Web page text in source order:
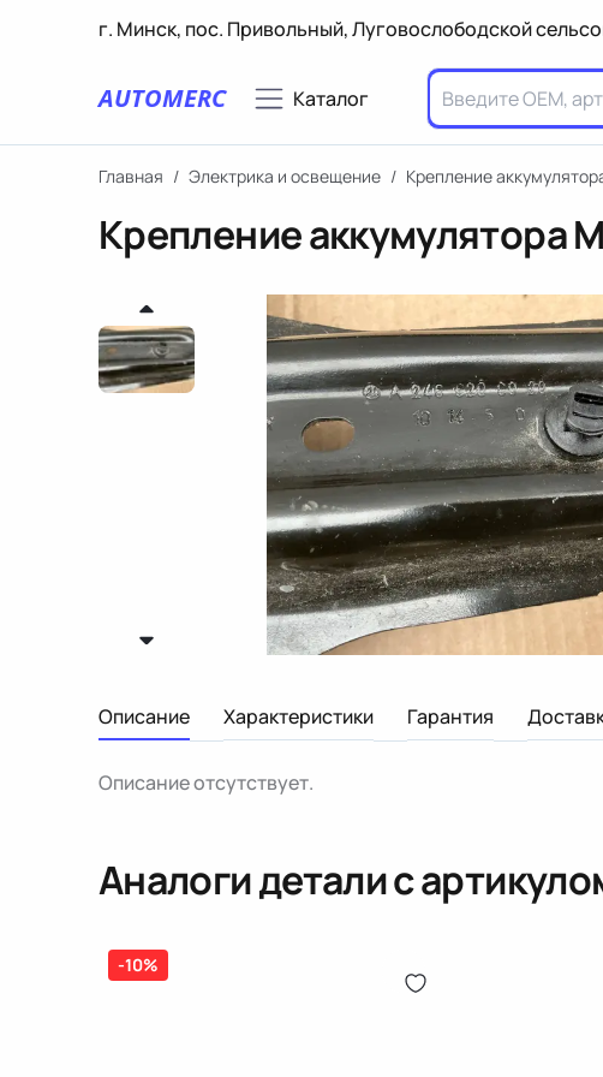
г. Минск, пос. Привольный, Луговослободской
AUTOMERC Каталог
Главная / Электрика и освещение / Крепление
Крепление аккумулятора
Описание Характеристики Гарантия
Описание отсутствует.
Аналоги детали с
-10%